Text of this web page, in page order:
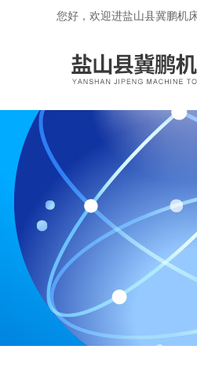
您好，欢迎进盐山县冀鹏机